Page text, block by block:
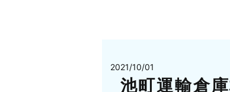
2021/10/01
池町運輸倉